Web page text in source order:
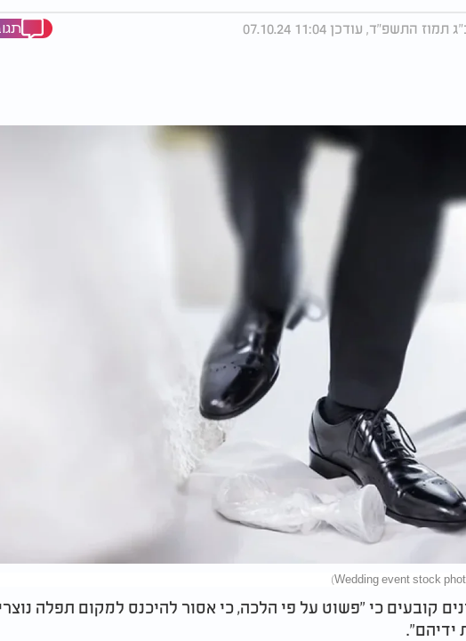
קובעים כי "פשוט על פי הלכה, כי אסור להיכנס למקום תפלה
ידיהם".